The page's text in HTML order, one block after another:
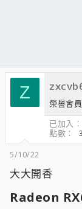
Z
榮譽會員
已加入
點數
5/10/22
大大開香
Radeon